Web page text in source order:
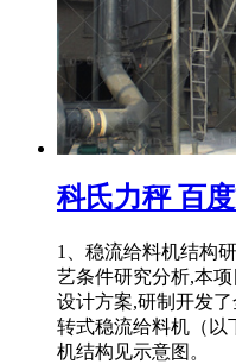
科氏力秤 百
1、稳流给料机结构
艺条件研究分析,本
设计方案,研制开发
转式稳流给料机（
机结构见示意图。